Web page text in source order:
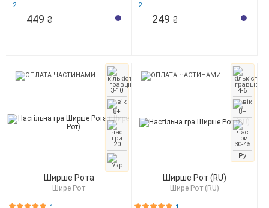
2
449 ₴
2
249 ₴
Ширше Рота
Шире Рот
3-10
8+
20
Ширше Рот (RU)
Шире Рот (RU)
4-6
8+
30-45
Ру